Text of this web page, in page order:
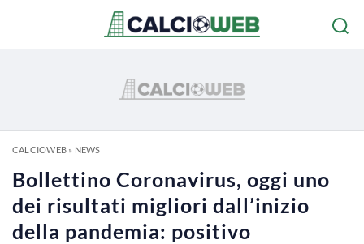
CALCIOWEB» NEWS
Bollettino Coronavirus, oggi uno
dei risultati migliori dall’inizio
della pandemia: positivo